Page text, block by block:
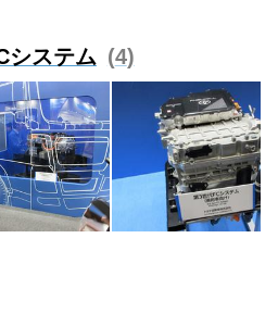
システム 4